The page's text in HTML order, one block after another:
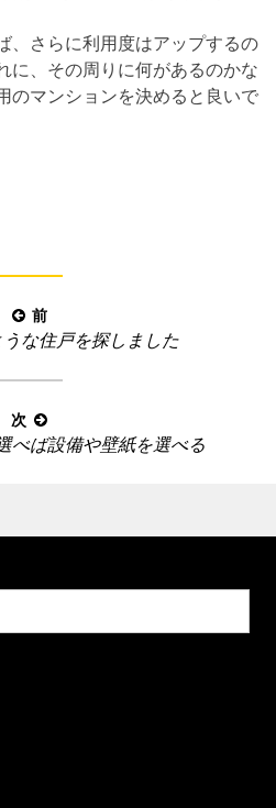
、さらに利用度はアップするの
に、その周りに何があるのかな
のマンションを決めると良いで
前
な住戸を探しました
次
べば設備や壁紙を選べる